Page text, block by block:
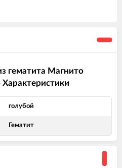
гематита Магнито
голубой
Гематит